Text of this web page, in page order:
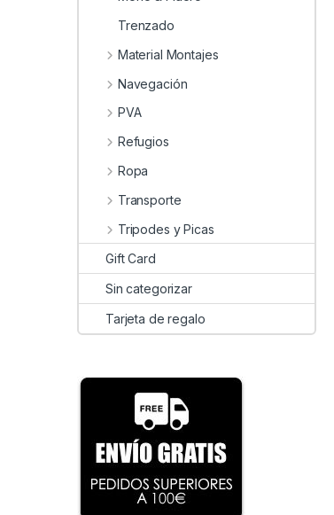
Trenzado
Material Montajes
Navegación
PVA
Refugios
Ropa
Transporte
Tripodes y Picas
Gift Card
Sin categorizar
Tarjeta de regalo